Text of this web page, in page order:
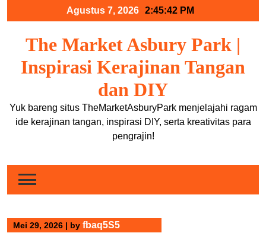
Agustus 7, 2026 2:45:42 PM
The Market Asbury Park |
Inspirasi Kerajinan Tangan
dan DIY
Yuk bareng situs TheMarketAsburyPark menjelajahi ragam
ide kerajinan tangan, inspirasi DIY, serta kreativitas para
pengrajin!
Mei 29, 2026 | by fbaq5S5